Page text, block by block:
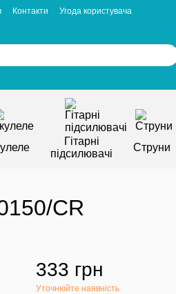
Контакти
Угода користувача
Гітарні
підсилювачі
Струни
CR
333 грн
Уточнюйте наявність